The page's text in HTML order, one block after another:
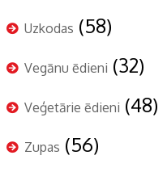
Uzkodas (58)
Vegānu ēdieni (32)
Veģetārie ēdieni (48)
Zupas (56)